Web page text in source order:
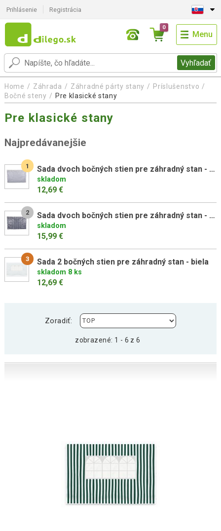
Prihlásenie Registrácia
Vyhľadať
0
Menu
Home Záhrada Záhradné párty stany
Príslušenstvo
Bočné steny
Pre klasické stany
Pre klasické stany
Najpredávanejšie
1 Sada dvoch bočných stien pre záhradný stan - biela - bez okien
skladom
12,69 €
2 Sada dvoch bočných stien pre záhradný stan - bielo/modrá bez okien
skladom
15,99 €
3 Sada 2 bočných stien pre záhradný stan - biela
skladom 8 ks
12,69 €
Zoradiť:
zobrazené: 1 - 6 z 6